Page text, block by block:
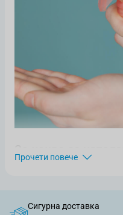
Бебешката кожа е
Прочети повече
Сигурна доставка